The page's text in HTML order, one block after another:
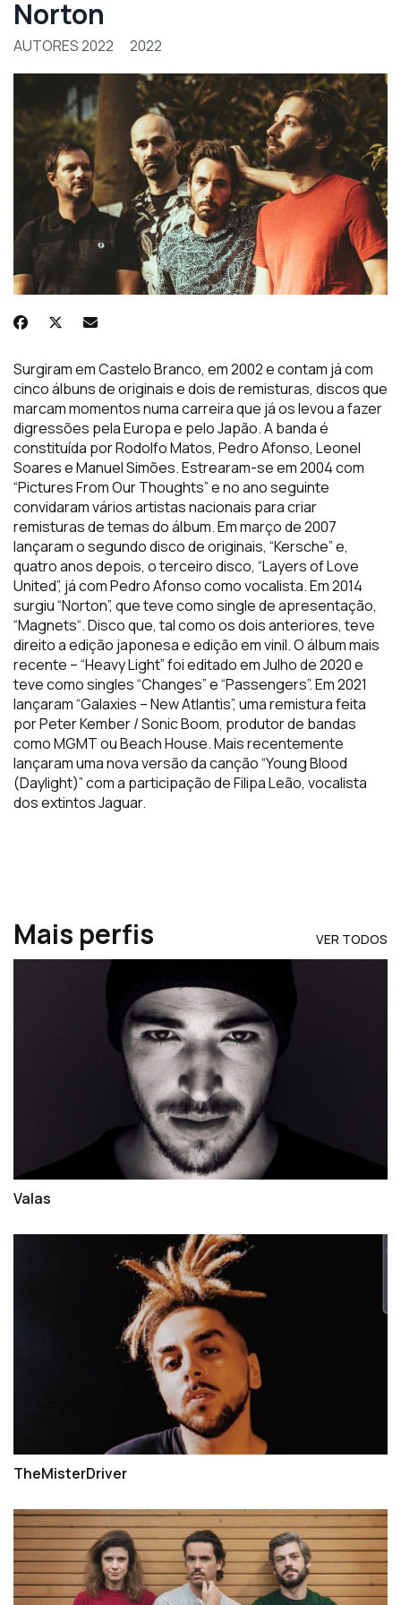
Norton
AUTORES 2022 2022
Surgiram em Castelo Branco, em 2002 e contam já com
cinco álbuns de originais e dois de remisturas, discos que
marcam momentos numa carreira que já os levou a fazer
digressões pela Europa e pelo Japão. A banda é
constituída por Rodolfo Matos, Pedro Afonso, Leonel
Soares e Manuel Simões. Estrearam-se em 2004 com
“Pictures From Our Thoughts” e no ano seguinte
convidaram vários artistas nacionais para criar
remisturas de temas do álbum. Em março de 2007
lançaram o segundo disco de originais, “Kersche” e,
quatro anos depois, o terceiro disco, “Layers of Love
United”, já com Pedro Afonso como vocalista. Em 2014
surgiu “Norton”, que teve como single de apresentação,
“Magnets“. Disco que, tal como os dois anteriores, teve
direito a edição japonesa e edição em vinil. O álbum mais
recente – “Heavy Light” foi editado em Julho de 2020 e
teve como singles “Changes” e “Passengers”. Em 2021
lançaram “Galaxies – New Atlantis”, uma remistura feita
por Peter Kember / Sonic Boom, produtor de bandas
como MGMT ou Beach House. Mais recentemente
lançaram uma nova versão da canção “Young Blood
(Daylight)” com a participação de Filipa Leão, vocalista
dos extintos Jaguar.
Mais perfis VER TODOS
Valas
TheMisterDriver